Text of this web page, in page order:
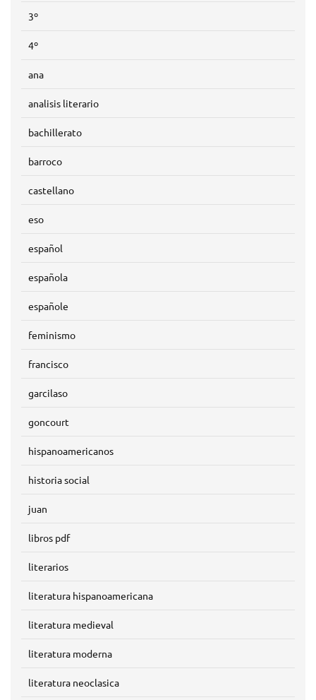
3º
4º
ana
analisis literario
bachillerato
barroco
castellano
eso
español
española
españole
feminismo
francisco
garcilaso
goncourt
hispanoamericanos
historia social
juan
libros pdf
literarios
literatura hispanoamericana
literatura medieval
literatura moderna
literatura neoclasica